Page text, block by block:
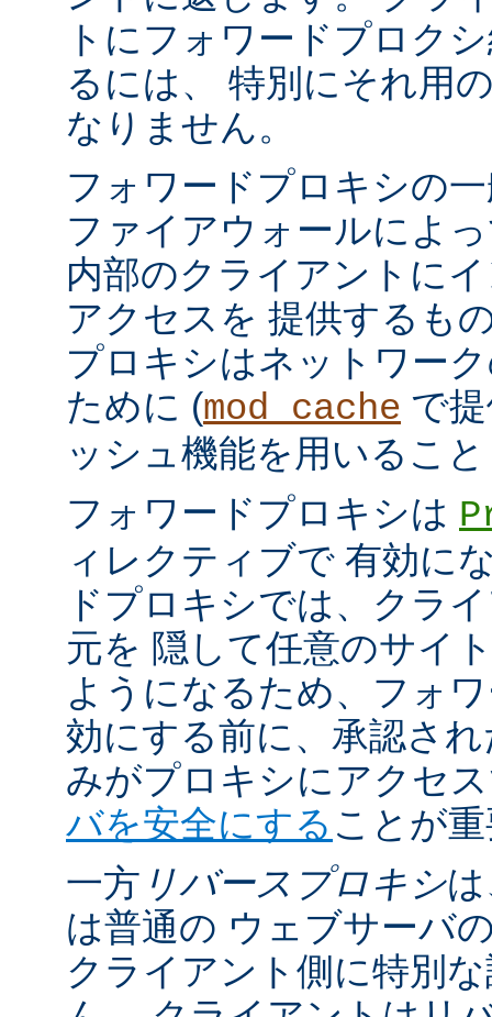
トにフォワードプロク
るには、 特別にそれ用
なりません。
フォワードプロキシの
ファイアウォールによ
内部のクライアントに
アクセスを 提供するも
プロキシはネットワー
ために (mod_cache で
ッシュ機能を用いるこ
フォワードプロキシは
ィレクティブで 有効に
ドプロキシでは、クラ
元を 隠して任意のサイ
ようになるため、フォ
効にする前に、承認さ
みがプロキシにアクセ
バを安全にする ことが
一方 リバースプロキシ
は普通の ウェブサーバ
クライアント側に特別